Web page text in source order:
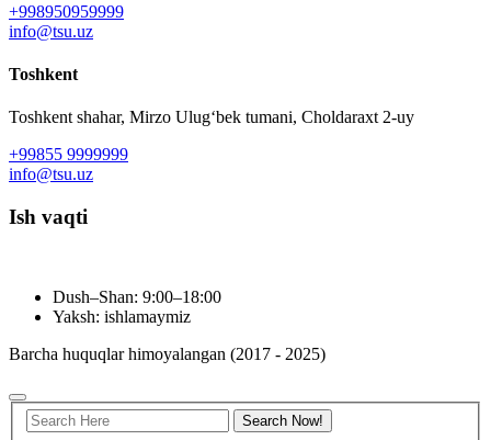
+998950959999
info@tsu.uz
Toshkent
Toshkent shahar, Mirzo Ulugʻbek tumani, Choldaraxt 2-uy
+99855 9999999
info@tsu.uz
Ish vaqti
Dush–Shan: 9:00–18:00
Yaksh: ishlamaymiz
Barcha huquqlar himoyalangan (2017 - 2025)